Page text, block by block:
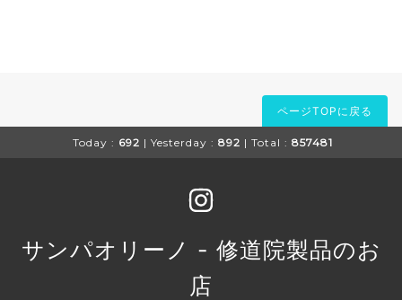
ページTOPに戻る
Today : 692 | Yesterday : 892 | Total : 857481
サンパオリーノ - 修道院製品のお
店